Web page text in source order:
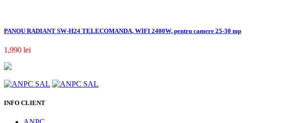
PANOU RADIANT SW-H24 TELECOMANDA, WIFI 2400W, pentru camere 25-30 mp
1,990 lei
INFO CLIENT